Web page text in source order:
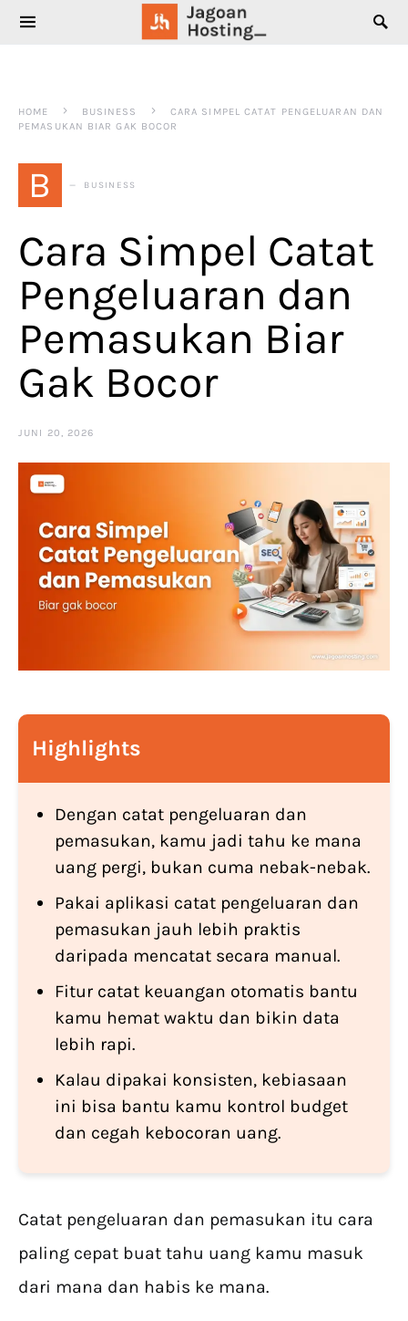
SEARCH FOR:
HOME BUSINESS
CARA SIMPEL CATAT PENGELUARAN DAN
PEMASUKAN BIAR GAK BOCOR
B BUSINESS
Cara Simpel Catat
Pengeluaran dan
Pemasukan Biar
Gak Bocor
JUNI 20, 2026
Highlights
Dengan catat pengeluaran dan
pemasukan, kamu jadi tahu ke mana
uang pergi, bukan cuma nebak-nebak.
Pakai aplikasi catat pengeluaran dan
pemasukan jauh lebih praktis
daripada mencatat secara manual.
Fitur catat keuangan otomatis bantu
kamu hemat waktu dan bikin data
lebih rapi.
Kalau dipakai konsisten, kebiasaan
ini bisa bantu kamu kontrol budget
dan cegah kebocoran uang.
Catat pengeluaran dan pemasukan itu cara
paling cepat buat tahu uang kamu masuk
dari mana dan habis ke mana.